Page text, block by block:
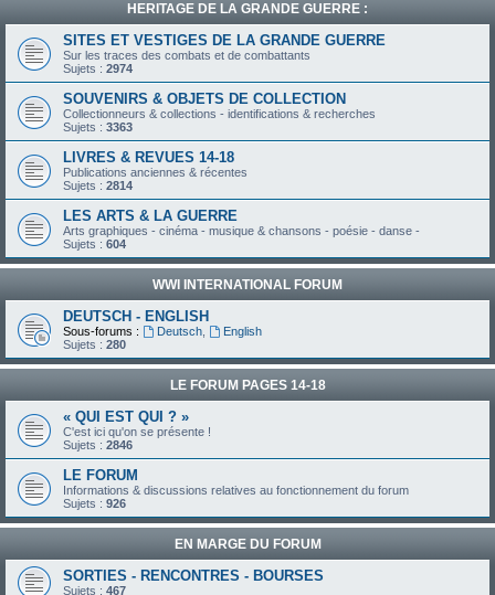
HERITAGE DE LA GRANDE GUERRE :
SITES ET VESTIGES DE LA GRANDE GUERRE
Sur les traces des combats et de combattants
Sujets : 2974
SOUVENIRS & OBJETS DE COLLECTION
Collectionneurs & collections - identifications & recherches
Sujets : 3363
LIVRES & REVUES 14-18
Publications anciennes & récentes
Sujets : 2814
LES ARTS & LA GUERRE
Arts graphiques - cinéma - musique & chansons - poésie - danse -
Sujets : 604
WWI INTERNATIONAL FORUM
DEUTSCH - ENGLISH
Sous-forums : Deutsch,
English
Sujets : 280
LE FORUM PAGES 14-18
« QUI EST QUI ? »
C'est ici qu'on se présente !
Sujets : 2846
LE FORUM
Informations & discussions relatives au fonctionnement du forum
Sujets : 926
EN MARGE DU FORUM
SORTIES - RENCONTRES - BOURSES
Sujets : 467